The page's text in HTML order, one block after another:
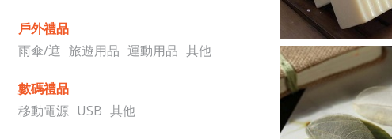
戶外禮品
雨傘/遮 旅遊用品 運動用品 其他
數碼禮品
移動電源 USB 其他